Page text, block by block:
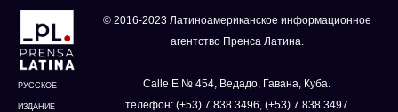
РУССКОЕ
ИЗДАНИЕ
© 2016-2023 Латиноамериканское информационное
агентство Пренса Латина.
Calle E № 454, Ведадо, Гавана, Куба.
телефон: (+53) 7 838 3496, (+53) 7 838 3497